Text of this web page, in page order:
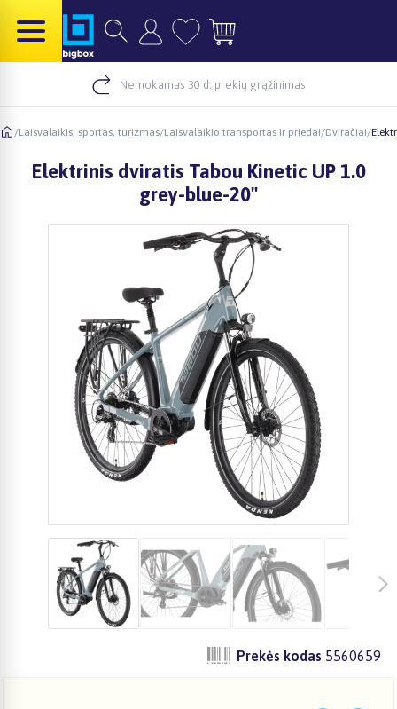
Nemokamas 30 d. prekių grąžinimas
/Laisvalaikis, sportas, turizmas/Laisvalaikio transportas ir priedai/Dviračiai/
Elektrinis dviratis Tabou Kinetic UP 1.0
grey-blue-20"
Prekės kodas 5560659